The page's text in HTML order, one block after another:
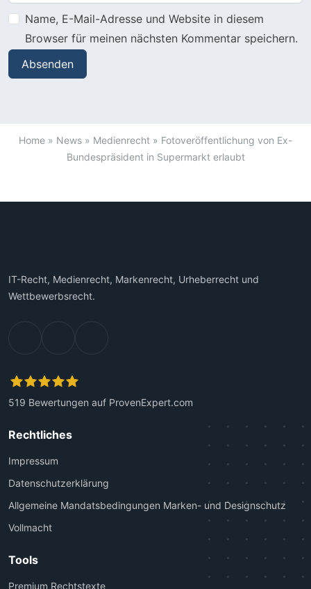
Name, E-Mail-Adresse und Website in diesem
Browser für meinen nächsten Kommentar speichern.
Home » News » Medienrecht » Fotoveröffentlichung von Ex-
Bundespräsident in Supermarkt erlaubt
IT-Recht, Medienrecht, Markenrecht, Urheberrecht und
Wettbewerbsrecht.
519 Bewertungen auf ProvenExpert.com
Rechtliches
Impressum
Datenschutzerklärung
Allgemeine Mandatsbedingungen Marken- und Designschutz
Vollmacht
Tools
Premium Rechtstexte